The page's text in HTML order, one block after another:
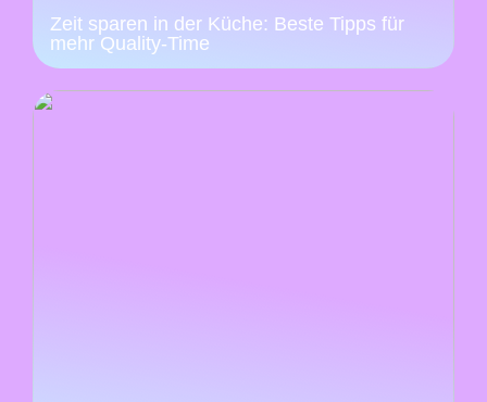
Zeit sparen in der Küche: Beste Tipps für
mehr Quality-Time